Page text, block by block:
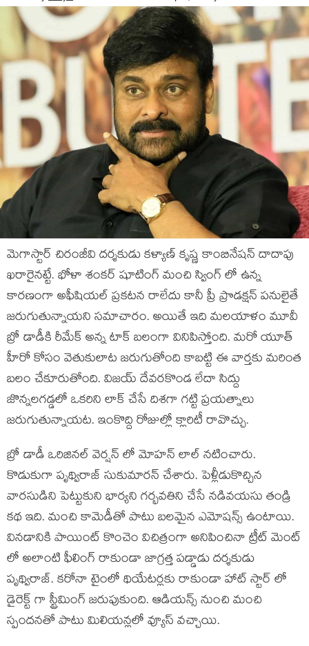
మెగాస్టార్ చిరంజీవి దర్శకుడు కళ్యాణ్ కృష్ణ కాంబినేషన్ దాదాపు
ఖరారైనట్టే. భోళా శంకర్ షూటింగ్ మంచి స్వింగ్ లో ఉన్న
కారణంగా అఫీషియల్ ప్రకటన రాలేదు కానీ ప్రీ ప్రొడక్షన్ పనులైతే
జరుగుతున్నాయని సమాచారం. అయితే ఇది మలయాళం మూవీ
బ్రో డాడీకి రీమేక్ అన్న టాక్ బలంగా వినిపిస్తోంది. మరో యూత్
హీరో కోసం వెతుకులాట జరుగుతోంది కాబట్టి ఈ వార్తకు మరింత
బలం చేకూరుతోంది. విజయ్ దేవరకొండ లేదా సిద్దు
జొన్నలగడ్డలో ఒకరిని లాక్ చేసే దిశగా గట్టి ప్రయత్నాలు
జరుగుతున్నాయట. ఇంకొద్ది రోజుల్లో క్లారిటీ రావొచ్చు.
బ్రో డాడీ ఒరిజినల్ వెర్షన్ లో మోహన్ లాల్ నటించారు.
కొడుకుగా పృథ్విరాజ్ సుకుమారన్ చేశారు. పెళ్లీడుకొచ్చిన
వారసుడిని పెట్టుకుని భార్యని గర్భవతిని చేసే నడివయసు తండ్రి
కథ ఇది. మంచి కామెడీతో పాటు బలమైన ఎమోషన్స్ ఉంటాయి.
వినడానికి పాయింట్ కొంచెం విచిత్రంగా అనిపించినా ట్రీట్ మెంట్
లో అలాంటి ఫీలింగ్ రాకుండా జాగ్రత్త పడ్డాడు దర్శకుడు
పృథ్విరాజ్. కరోనా టైంలో థియేటర్లకు రాకుండా హాట్ స్టార్ లో
డైరెక్ట్ గా స్ట్రీమింగ్ జరుపుకుంది. ఆడియన్స్ నుంచి మంచి
స్పందనతో పాటు మిలియన్లలో వ్యూస్ వచ్చాయి.